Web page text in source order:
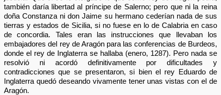
también daría libertad al príncipe de Salerno; pero que ni la reina
doña Constanza ni don Jaime su hermano cederían nada de sus
tierras y estados de Sicilia, si no fuese en lo de Calabria en caso
de concordia. Tales eran las instrucciones que llevaban los
embajadores del rey de Aragón para las conferencias de Burdeos,
donde el rey de Inglaterra se hallaba (enero, 1287). Pero nada se
resolvió ni acordó definitivamente por dificultades y
contradicciones que se presentaron, si bien el rey Eduardo de
Inglaterra quedó deseando vivamente tener unas vistas con el de
Aragón.